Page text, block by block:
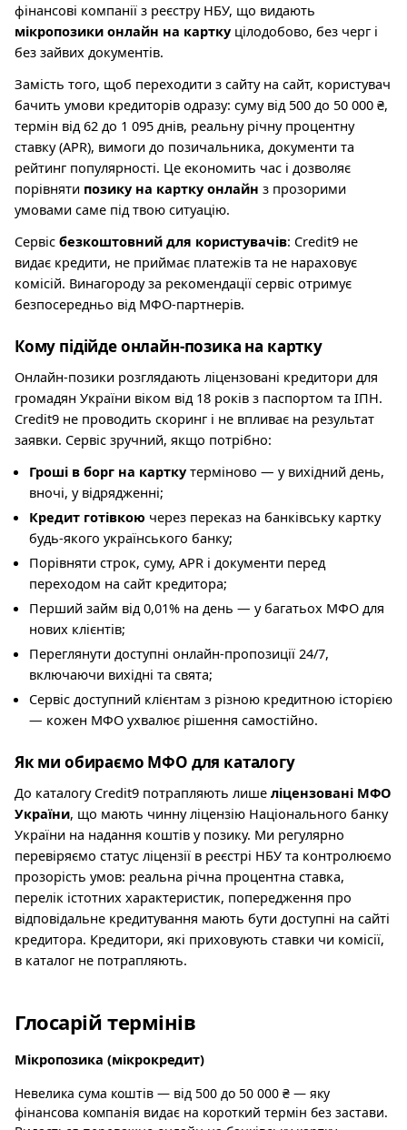
фінансові компанії з реєстру НБУ, що видають
мікропозики онлайн на картку цілодобово, без черг і
без зайвих документів.
Замість того, щоб переходити з сайту на сайт, користувач
бачить умови кредиторів одразу: суму від 500 до 50 000 ₴,
термін від 62 до 1 095 днів, реальну річну процентну
ставку (APR), вимоги до позичальника, документи та
рейтинг популярності. Це економить час і дозволяє
порівняти позику на картку онлайн з прозорими
умовами саме під твою ситуацію.
Сервіс безкоштовний для користувачів: Credit9 не
видає кредити, не приймає платежів та не нараховує
комісій. Винагороду за рекомендації сервіс отримує
безпосередньо від МФО-партнерів.
Кому підійде онлайн-позика на картку
Онлайн-позики розглядають ліцензовані кредитори для
громадян України віком від 18 років з паспортом та ІПН.
Credit9 не проводить скоринг і не впливає на результат
заявки. Сервіс зручний, якщо потрібно:
Гроші в борг на карткутерміново — у вихідний день,
вночі, у відрядженні;
Кредит готівкою через переказ на банківську картку
будь-якого українського банку;
Порівняти строк, суму, APR і документи перед
переходом на сайт кредитора;
Перший займ від 0,01% на день — у багатьох МФО для
нових клієнтів;
Переглянути доступні онлайн-пропозиції 24/7,
включаючи вихідні та свята;
Сервіс доступний клієнтам з різною кредитною історією
— кожен МФО ухвалює рішення самостійно.
Як ми обираємо МФО для каталогу
До каталогу Credit9 потрапляють лише ліцензовані МФО
України, що мають чинну ліцензію Національного банку
України на надання коштів у позику. Ми регулярно
перевіряємо статус ліцензії в реєстрі НБУ та контролюємо
прозорість умов: реальна річна процентна ставка,
перелік істотних характеристик, попередження про
відповідальне кредитування мають бути доступні на сайті
кредитора. Кредитори, які приховують ставки чи комісії,
в каталог не потрапляють.
Глосарій термінів
Мікропозика (мікрокредит)
Невелика сума коштів — від 500 до 50 000 ₴ — яку
фінансова компанія видає на короткий термін без застави.